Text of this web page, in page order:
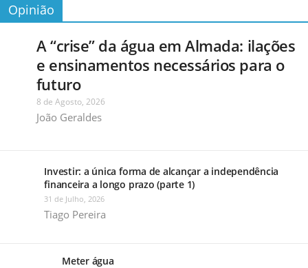
Opinião
A “crise” da água em Almada: ilações
e ensinamentos necessários para o
futuro
8 de Agosto, 2026
João Geraldes
Investir: a única forma de alcançar a independência
financeira a longo prazo (parte 1)
31 de Julho, 2026
Tiago Pereira
Meter água